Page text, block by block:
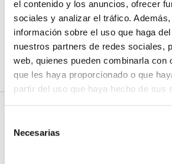
el contenido y los anuncios, ofrecer
sociales y analizar el tráfico.
información sobre el uso que haga
nuestros partners de redes sociales,
web, quienes pueden combinarla con
que les haya proporcionado o que
partir del uso que haya hecho de sus
Necesarias
Altura:cm
Acabados